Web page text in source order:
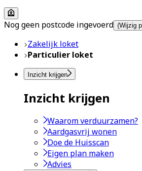
Nog geen postcode ingevoerd (Wijzig
Zakelijk loket
Particulier loket
Inzicht krijgen
Inzicht krijgen
Waarom verduurzamen?
Aardgasvrij wonen
Doe de Huisscan
Eigen plan maken
Advies